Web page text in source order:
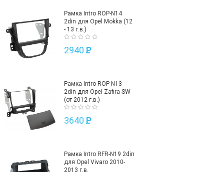
Рамка Intro ROP-N14
2din для Opel Mokka (12
- 13 г.в.)
2940 P
Рамка Intro ROP-N13
2din для Opel Zafira SW
(от 2012 г.в.)
3640 P
Рамка Intro RFR-N19 2din
для Opel Vivaro 2010-
2013 г.в.